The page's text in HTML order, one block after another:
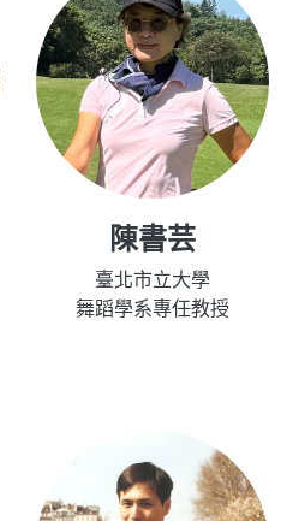
陳書芸
臺北市立大學
舞蹈學系專任教授